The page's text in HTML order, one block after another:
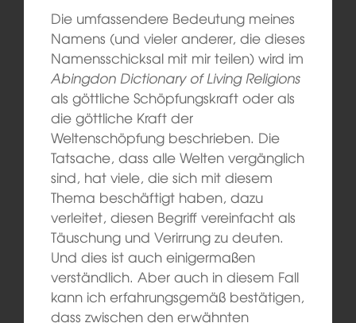
Die umfassendere Bedeutung meines
Namens (und vieler anderer, die dieses
Namensschicksal mit mir teilen) wird im
Abingdon Dictionary of Living Religions
als göttliche Schöpfungskraft oder als
die göttliche Kraft der
Weltenschöpfung beschrieben. Die
Tatsache, dass alle Welten vergänglich
sind, hat viele, die sich mit diesem
Thema beschäftigt haben, dazu
verleitet, diesen Begriff vereinfacht als
Täuschung und Verirrung zu deuten.
Und dies ist auch einigermaßen
verständlich. Aber auch in diesem Fall
kann ich erfahrungsgemäß bestätigen,
dass zwischen den erwähnten